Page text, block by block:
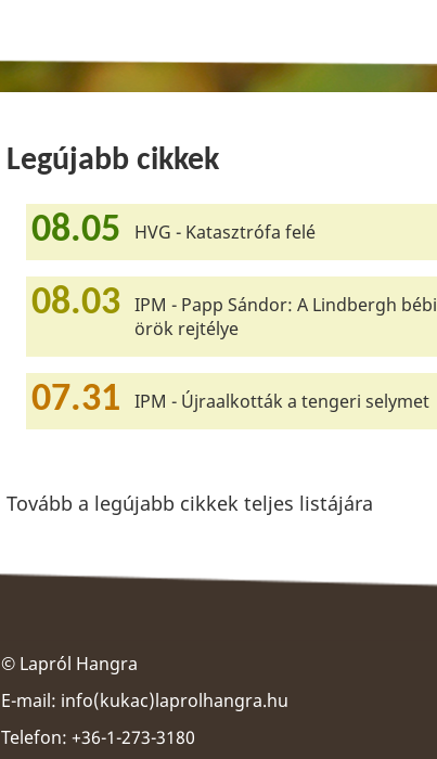
Legújabb cikkek
08.05 HVG - Katasztrófa felé
08.03
IPM - Papp Sándor: A Lindbergh bébi
örök rejtélye
07.31 IPM - Újraalkották a tengeri selymet
Tovább a legújabb cikkek teljes listájára
© Lapról Hangra
E-mail: info(kukac)laprolhangra.hu
Telefon: +36-1-273-3180